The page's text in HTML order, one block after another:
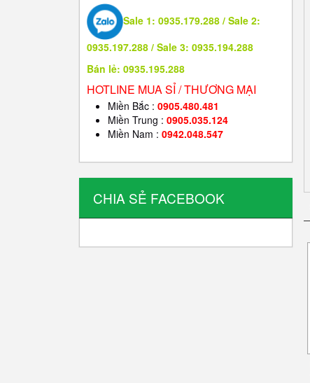
Sale 1: 0935.179.288 / Sale 2:
0935.197.288 / Sale 3: 0935.194.288
Bán lẻ: 0935.195.288
HOTLINE MUA SỈ / THƯƠNG MẠI
Miền Bắc : 0905.480.481
Miền Trung : 0905.035.124
Miền Nam : 0942.048.547
CHIA SẺ FACEBOOK